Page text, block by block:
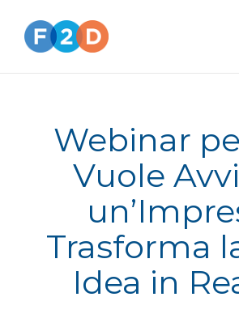
Webinar
Vuole
Trasforma
Idea in